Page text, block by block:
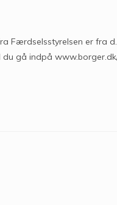
Færdselsstyrelsen er fra
du gå indpå